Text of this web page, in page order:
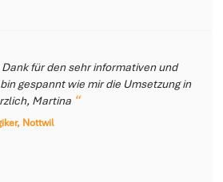
für den sehr informativen und
gespannt wie mir die Umsetzung in
Martina
Nottwil